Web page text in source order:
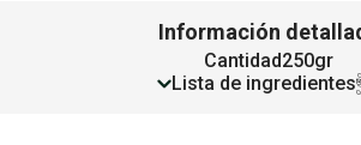
Información
Cantidad250gr
Lista de ingredientes